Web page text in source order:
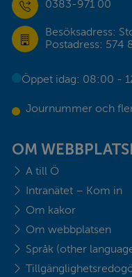
0383-971 00
Besöksadress:
Postadress: 574
Öppet idag: 08:00 -
Journummer och
OM
A till Ö
Intranätet – Kom in
Om kakor
Om webbplatsen
Språk (other